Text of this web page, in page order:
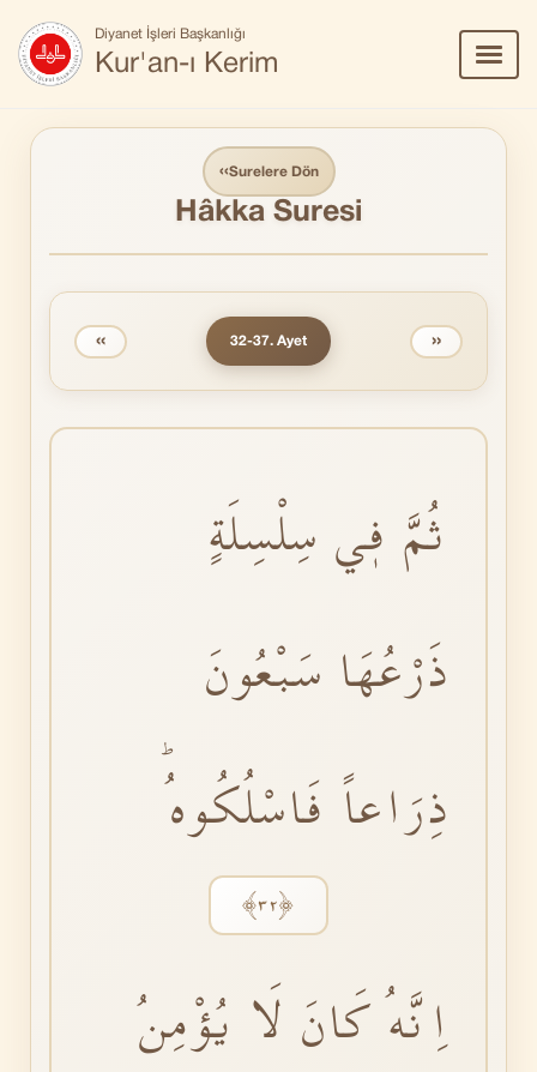
Diyanet İşleri Başkanlığı
Kur'an-ı Kerim
Aç/
‹‹Surelere Dön
Hâkka Suresi
‹‹ 32-37. Ayet ››
ثُمَّ فٖي سِلْسِلَةٍ
ذَرْعُهَا سَبْعُونَ
ذِرَاعاً فَاسْلُكُوهُؕ
﴿٣٢﴾
اِنَّهُ كَانَ لَا يُؤْمِنُ